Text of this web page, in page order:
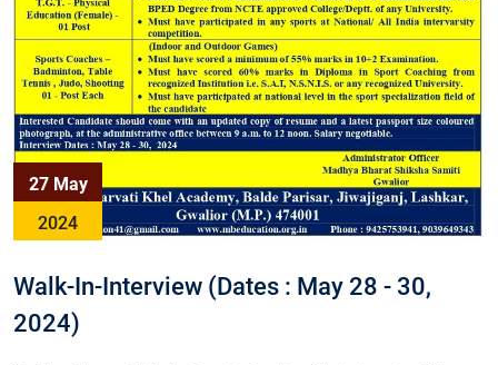
27 May
2024
Walk-In-Interview (Dates : May 28 - 30,
2024)